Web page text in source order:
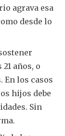
agrava esa
desde lo
años, o
En los casos
hijos debe
Sin